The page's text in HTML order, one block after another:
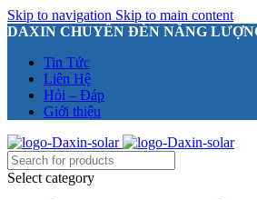
Skip to navigation Skip to main content
DAXIN CHUYÊN ĐÈN NĂNG
Tin Tức
Liên Hệ
Hỏi – Đáp
Giới thiệu
Select category